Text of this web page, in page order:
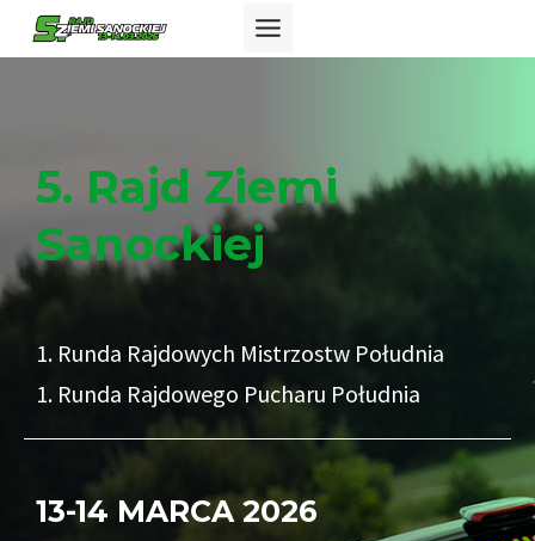
Przejdź
do
5. Rajd Ziemi
Sanockiej
1. Runda Rajdowych Mistrzostw Południa
1. Runda Rajdowego Pucharu Południa
13-14 MARCA 2026